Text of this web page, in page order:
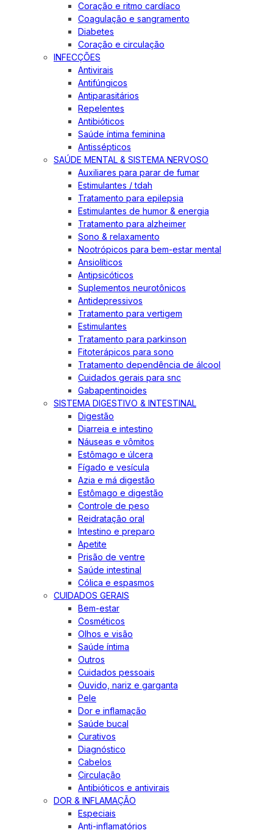
Coração e ritmo cardíaco
Coagulação e sangramento
Diabetes
Coração e circulação
INFECÇÕES
Antivirais
Antifúngicos
Antiparasitários
Repelentes
Antibióticos
Saúde íntima feminina
Antissépticos
SAÚDE MENTAL & SISTEMA NERVOSO
Auxiliares para parar de fumar
Estimulantes / tdah
Tratamento para epilepsia
Estimulantes de humor & energia
Tratamento para alzheimer
Sono & relaxamento
Nootrópicos para bem-estar mental
Ansiolíticos
Antipsicóticos
Suplementos neurotônicos
Antidepressivos
Tratamento para vertigem
Estimulantes
Tratamento para parkinson
Fitoterápicos para sono
Tratamento dependência de álcool
Cuidados gerais para snc
Gabapentinoides
SISTEMA DIGESTIVO & INTESTINAL
Digestão
Diarreia e intestino
Náuseas e vômitos
Estômago e úlcera
Fígado e vesícula
Azia e má digestão
Estômago e digestão
Controle de peso
Reidratação oral
Intestino e preparo
Apetite
Prisão de ventre
Saúde intestinal
Cólica e espasmos
CUIDADOS GERAIS
Bem-estar
Cosméticos
Olhos e visão
Saúde íntima
Outros
Cuidados pessoais
Ouvido, nariz e garganta
Pele
Dor e inflamação
Saúde bucal
Curativos
Diagnóstico
Cabelos
Circulação
Antibióticos e antivirais
DOR & INFLAMAÇÃO
Especiais
Anti-inflamatórios